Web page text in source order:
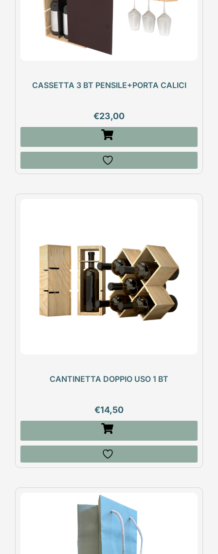
CASSETTA 3 BT PENSILE+PORTA CALICI
€23,00
CANTINETTA DOPPIO USO 1 BT
€14,50